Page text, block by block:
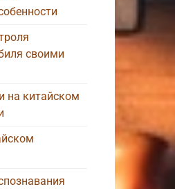
своими
на китайском